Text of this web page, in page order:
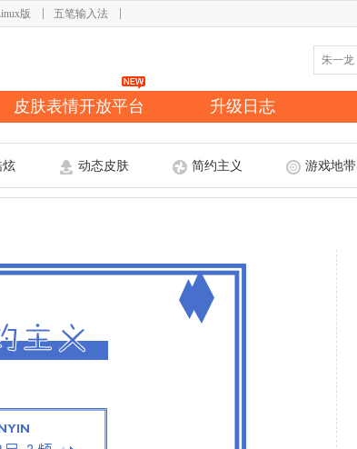
版 五笔输入法
皮肤表情开放平台 升级日志
炫 动态皮肤 简约主义 游戏地带